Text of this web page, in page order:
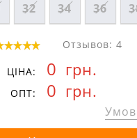
32 34 36
Отзывов: 4
ЦІНА: 0 грн.
ОПТ: 0 грн.